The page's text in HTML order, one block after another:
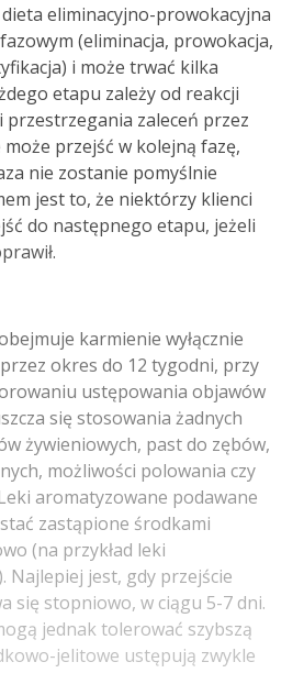
dieta eliminacyjno-prowokacyjna
(eliminacja, prowokacja,
i może trwać kilka
etapu zależy od reakcji
przestrzegania zaleceń przez
może przejść w kolejną fazę,
nie zostanie pomyślnie
jest to, że niektórzy klienci
do następnego etapu, jeżeli
karmienie wyłącznie
okres do 12 tygodni, przy
ustępowania objawów
się stosowania żadnych
żywieniowych, past do zębów,
możliwości polowania czy
aromatyzowane podawane
zastąpione środkami
(na przykład leki
Najlepiej jest, gdy przejście
się stopniowo, w ciągu 5-7 dni.
jednak tolerować szybszą
jelitowe ustępują zwykle